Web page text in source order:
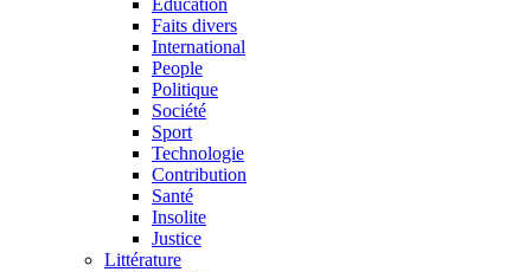
Education
Faits divers
International
People
Politique
Société
Sport
Technologie
Contribution
Santé
Insolite
Justice
Littérature